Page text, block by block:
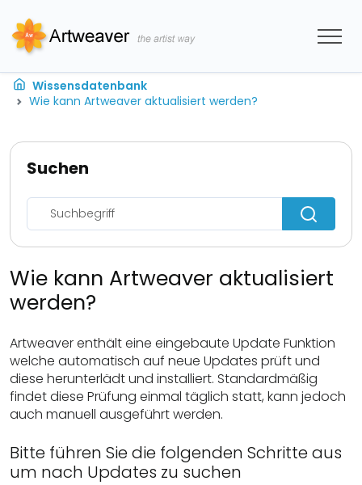
Wissensdatenbank
Wie kann Artweaver aktualisiert werden?
Suchen
Wie kann Artweaver aktualisiert
werden?
Artweaver enthält eine eingebaute Update Funktion
welche automatisch auf neue Updates prüft und
diese herunterlädt und installiert. Standardmäßig
findet diese Prüfung einmal täglich statt, kann jedoch
auch manuell ausgeführt werden.
Bitte führen Sie die folgenden Schritte aus
um nach Updates zu suchen